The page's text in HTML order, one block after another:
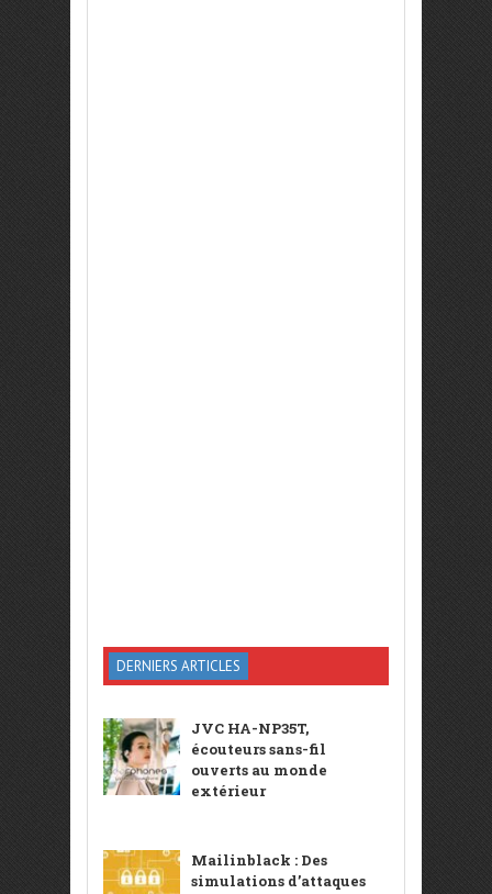
DERNIERS ARTICLES
JVC HA-NP35T,
écouteurs sans-fil
ouverts au monde
extérieur
Mailinblack : Des
simulations d’attaques